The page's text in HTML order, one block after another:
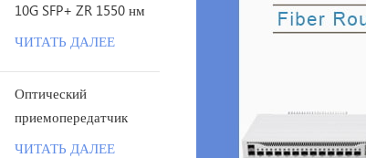
10G SFP+ ZR 1550 нм
120 км LC
ЧИТАТЬ ДАЛЕЕ
Оптический
приемопередатчик
100G QSFP28 LR с
ЧИТАТЬ ДАЛЕЕ